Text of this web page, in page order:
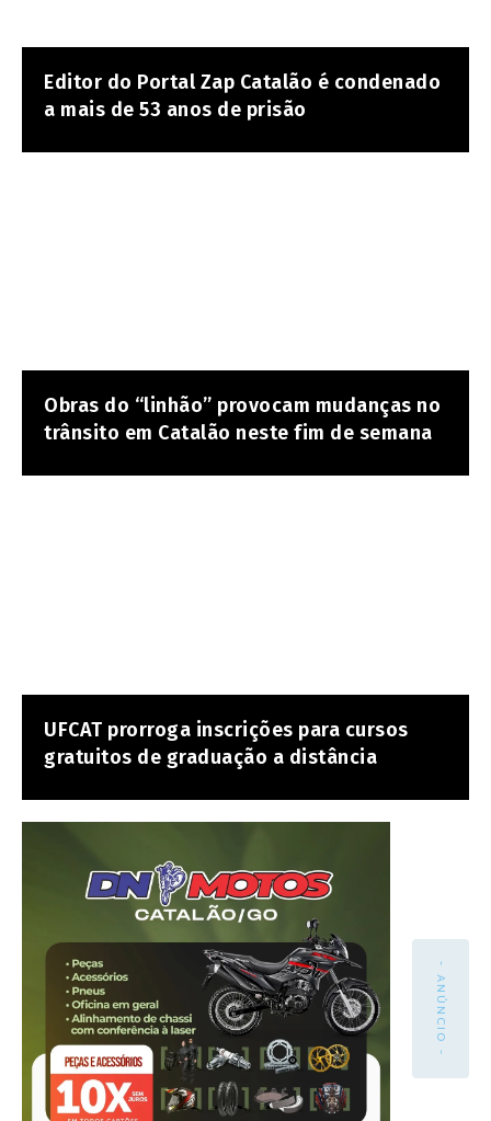
Editor do Portal Zap Catalão é condenado
a mais de 53 anos de prisão
Obras do “linhão” provocam mudanças no
trânsito em Catalão neste fim de semana
UFCAT prorroga inscrições para cursos
gratuitos de graduação a distância
- ANÚNCIO -